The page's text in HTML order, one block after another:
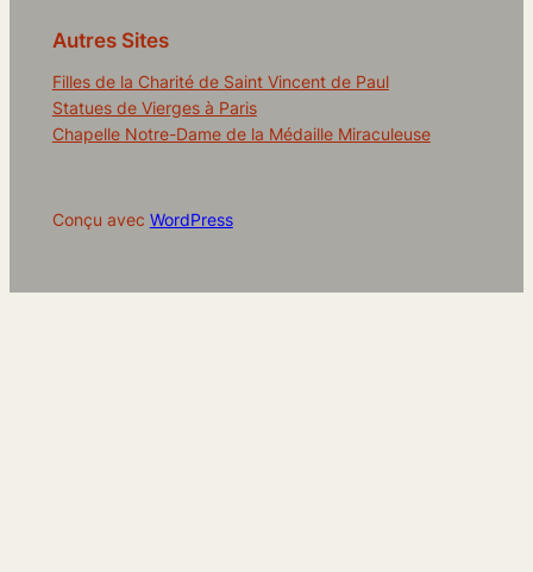
Autres Sites
Filles de la Charité de Saint Vincent de Paul
Statues de Vierges à Paris
Chapelle Notre-Dame de la Médaille Miraculeuse
Conçu avec WordPress